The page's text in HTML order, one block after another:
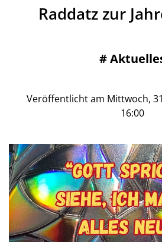
Raddatz zur
#
Veröffentlicht am Mittwoch,
16:00